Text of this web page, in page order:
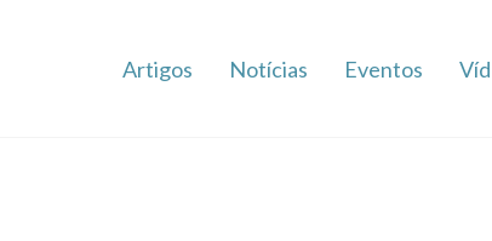
Artigos Notícias Eventos